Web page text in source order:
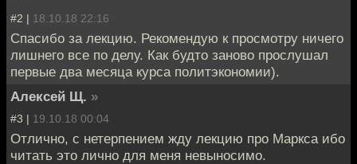
#2 | 18.10.18 22:16
Спасибо за лекцию. Рекомендую к просмотру ничего
лишнего все по делу. Как будто заново прослушал
первые два месяца курса политэкономии).
Алексей Щ. »
#3 | 19.10.18 00:04
Отлично, с нетерпением жду лекцию про Маркса ибо
читать это лично для меня невыносимо.